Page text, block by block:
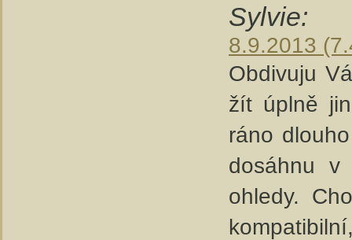
Sylvie:
8.9.2013
Obdivuju
žít úplně
ráno
dosáhnu
ohledy.